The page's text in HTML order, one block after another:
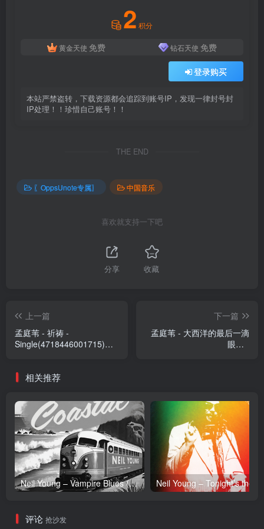
2 积分
黄金天使 免费 钻石天使 免费
登录购买
本站严禁盗转，下载资源都会追踪到账号IP，发现一律封号封
IP处理！！珍惜自己账号！！
THE END
〖OppsUnote专属〗 中国音乐
喜欢就支持一下吧
分享 收藏
上一篇
孟庭苇 - 祈祷 -
Single(4718446001715)
下一篇
孟庭苇 - 大西洋的最后一滴
眼泪 -
相关推荐
Neil Young – Vampire Blues (Live) – Single(054391239303)【24bit／96.0kHz】土耳其区
评论 抢沙发